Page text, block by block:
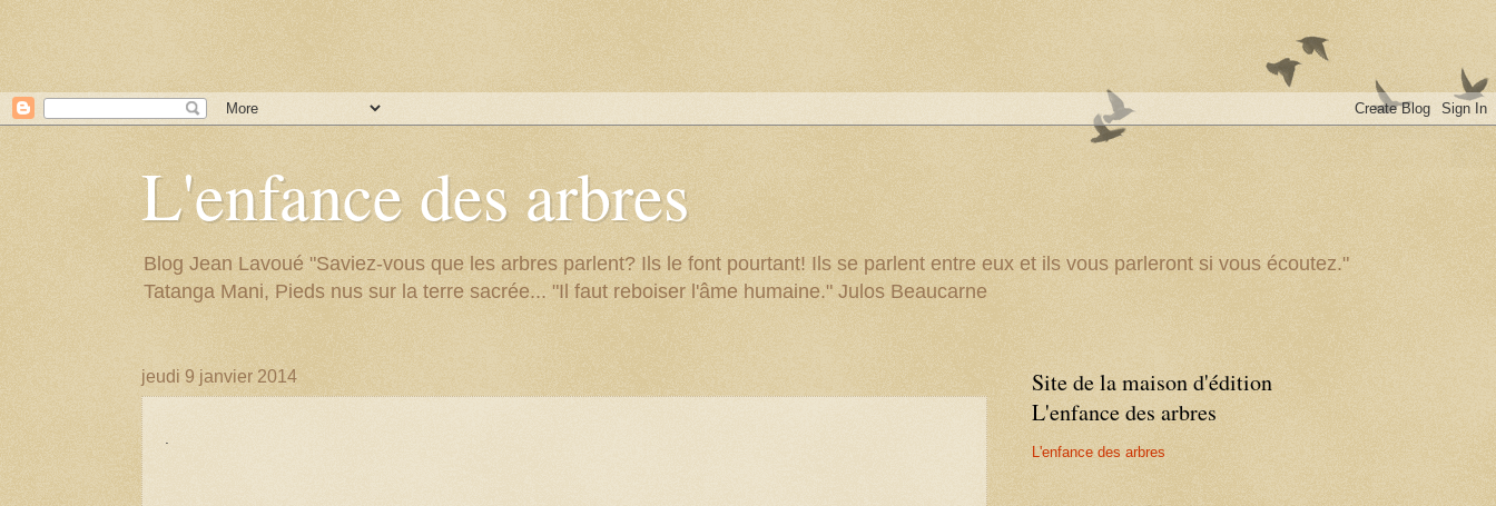
L'enfance des arbres
Blog Jean Lavoué "Saviez-vous que les arbres parlent? Ils le font pourtant! Ils se parlent entre eux et ils vous parleront si vous écoutez."
Tatanga Mani, Pieds nus sur la terre sacrée... "Il faut reboiser l'âme humaine." Julos Beaucarne
jeudi 9 janvier 2014
Site de la maison d'édition
L'enfance des arbres
L'enfance des arbres